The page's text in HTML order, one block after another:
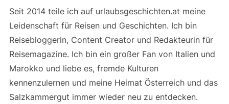
Seit 2014 teile ich auf urlaubsgeschichten.at meine
Leidenschaft für Reisen und Geschichten. Ich bin
Reisebloggerin, Content Creator und Redakteurin für
Reisemagazine. Ich bin ein großer Fan von Italien und
Marokko und liebe es, fremde Kulturen
kennenzulernen und meine Heimat Österreich und das
Salzkammergut immer wieder neu zu entdecken.